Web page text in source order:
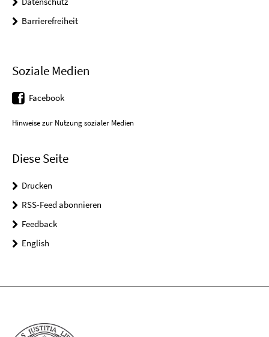
Barrierefreiheit
Soziale Medien
Facebook
Hinweise zur Nutzung sozialer Medien
Diese Seite
Drucken
RSS-Feed abonnieren
Feedback
English